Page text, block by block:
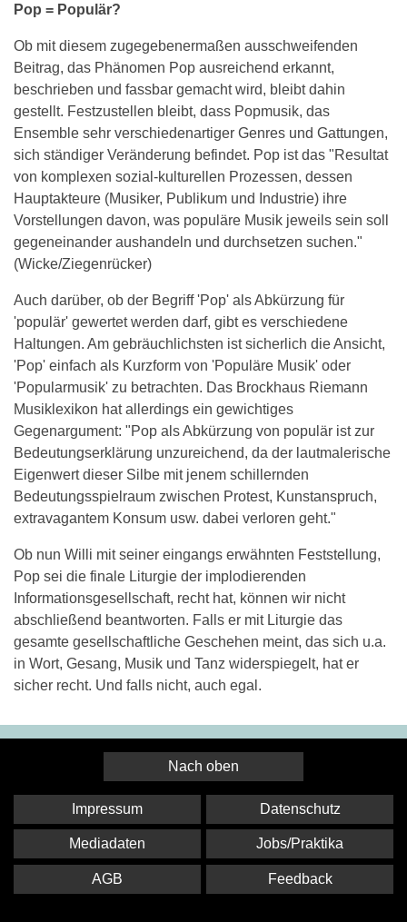
Pop = Populär?
Ob mit diesem zugegebenermaßen ausschweifenden
Beitrag, das Phänomen Pop ausreichend erkannt,
beschrieben und fassbar gemacht wird, bleibt dahin
gestellt. Festzustellen bleibt, dass Popmusik, das
Ensemble sehr verschiedenartiger Genres und Gattungen,
sich ständiger Veränderung befindet. Pop ist das "Resultat
von komplexen sozial-kulturellen Prozessen, dessen
Hauptakteure (Musiker, Publikum und Industrie) ihre
Vorstellungen davon, was populäre Musik jeweils sein soll
gegeneinander aushandeln und durchsetzen suchen."
(Wicke/Ziegenrücker)
Auch darüber, ob der Begriff 'Pop' als Abkürzung für
'populär' gewertet werden darf, gibt es verschiedene
Haltungen. Am gebräuchlichsten ist sicherlich die Ansicht,
'Pop' einfach als Kurzform von 'Populäre Musik' oder
'Popularmusik' zu betrachten. Das Brockhaus Riemann
Musiklexikon hat allerdings ein gewichtiges
Gegenargument: "Pop als Abkürzung von populär ist zur
Bedeutungserklärung unzureichend, da der lautmalerische
Eigenwert dieser Silbe mit jenem schillernden
Bedeutungsspielraum zwischen Protest, Kunstanspruch,
extravagantem Konsum usw. dabei verloren geht."
Ob nun Willi mit seiner eingangs erwähnten Feststellung,
Pop sei die finale Liturgie der implodierenden
Informationsgesellschaft, recht hat, können wir nicht
abschließend beantworten. Falls er mit Liturgie das
gesamte gesellschaftliche Geschehen meint, das sich u.a.
in Wort, Gesang, Musik und Tanz widerspiegelt, hat er
sicher recht. Und falls nicht, auch egal.
Nach oben
Impressum Datenschutz
Mediadaten Jobs/Praktika
AGB Feedback